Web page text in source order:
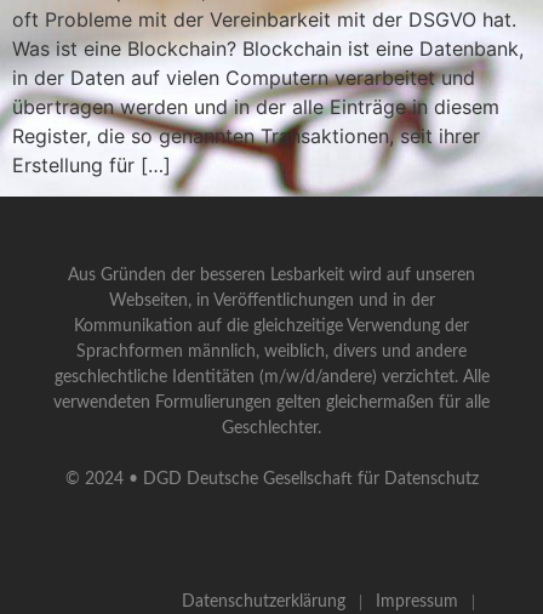
oft Probleme mit der Vereinbarkeit mit der DSGVO hat.
Was ist eine Blockchain? Blockchain ist eine Datenbank,
in der Daten auf vielen Computern verarbeitet und
übertragen werden und in der alle Einträge in diesem
Register, die so genannten Transaktionen, seit ihrer
Erstellung für […]
Aus Gründen der besseren Lesbarkeit wird auf unseren
Webseiten, in Veröffentlichungen und in der
Kommunikation auf die gleichzeitige Verwendung der
Sprachformen männlich, weiblich, divers und andere
geschlechtliche Identitäten (m/w/d/andere) verzichtet. Alle
verwendeten Formulierungen gelten gleichermaßen für alle
Geschlechter.
© 2024 • DGD Deutsche Gesellschaft für Datenschutz
Datenschutzerklärung Impressum